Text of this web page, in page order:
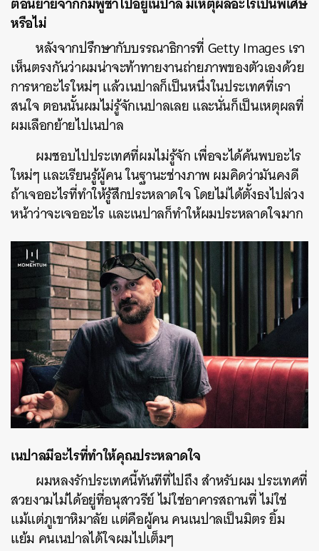
หรือไม่
หลังจากปรึกษากับบรรณาธิการที่ Getty Images เรา
เห็นตรงกันว่าผมน่าจะท้าทายงานถ่ายภาพของตัวเองด้วย
การหาอะไรใหม่ๆ แล้วเนปาลก็เป็นหนึ่งในประเทศที่เรา
สนใจ ตอนนั้นผมไม่รู้จักเนปาลเลย และนั่นก็เป็นเหตุผลที่
ผมเลือกย้ายไปเนปาล
ผมชอบไปประเทศที่ผมไม่รู้จัก เพื่อจะได้ค้นพบอะไร
ใหม่ๆ และเรียนรู้ผู้คน ในฐานะช่างภาพ ผมคิดว่ามันคงดี
ถ้าเจออะไรที่ทำให้รู้สึกประหลาดใจ โดยไม่ได้ตั้งธงไปล่วง
หน้าว่าจะเจออะไร และเนปาลก็ทำให้ผมประหลาดใจมาก
เนปาลมีอะไรที่ทำให้คุณประหลาดใจ
ผมหลงรักประเทศนี้ทันทีที่ไปถึง สำหรับผม ประเทศที่
สวยงามไม่ได้อยู่ที่อนุสาวรีย์ ไม่ใช่อาคารสถานที่ ไม่ใช่
แม้แต่ภูเขาหิมาลัย แต่คือผู้คน คนเนปาลเป็นมิตร ยิ้ม
แย้ม คนเนปาลได้ใจผมไปเต็มๆ